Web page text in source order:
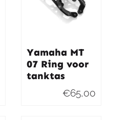
Yamaha MT
07 Ring voor
tanktas
€65,00